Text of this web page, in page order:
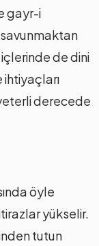
gayr-i
de dini
derecede
öyle
yükselir.
tutun